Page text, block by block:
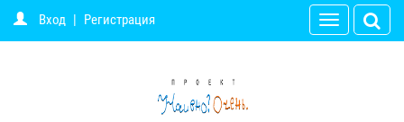
Вход | Регистрация
Toggle
navigation